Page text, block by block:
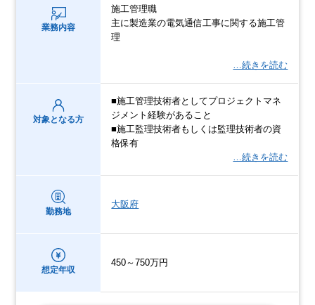
業務内容
施工管理職
主に製造業の電気通信工事に関する施工管
理
…続きを読む
対象となる方
■施工管理技術者としてプロジェクトマネ
ジメント経験があること
■施工監理技術者もしくは監理技術者の資
格保有
…続きを読む
勤務地
大阪府
想定年収
450～750万円